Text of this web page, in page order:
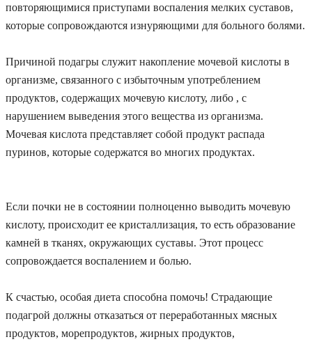
повторяющимися приступами воспаления мелких суставов,
которые сопровождаются изнуряющими для больного болями.
Причиной подагры служит накопление мочевой кислоты в
организме, связанного с избыточным употреблением
продуктов, содержащих мочевую кислоту, либо , с
нарушением выведения этого вещества из организма.
Мочевая кислота представляет собой продукт распада
пуринов, которые содержатся во многих продуктах.
Если почки не в состоянии полноценно выводить мочевую
кислоту, происходит ее кристаллизация, то есть образование
камней в тканях, окружающих суставы. Этот процесс
сопровождается воспалением и болью.
К счастью, особая диета способна помочь! Страдающие
подагрой должны отказаться от переработанных мясных
продуктов, морепродуктов, жирных продуктов,